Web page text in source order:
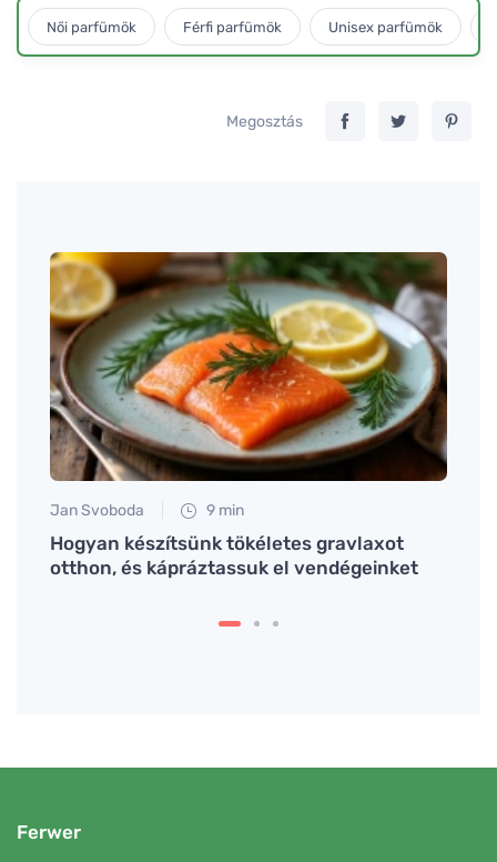
Női parfümök Férfi parfümök Unisex parfümök
Megosztás
Jan Svoboda 9 min
Hogyan készítsünk tökéletes gravlaxot
otthon, és kápráztassuk el vendégeinket
Ferwer